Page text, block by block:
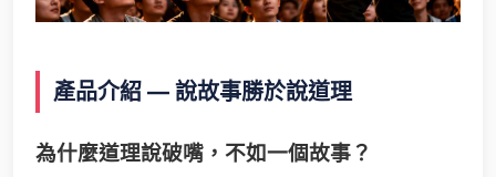
產品介紹 — 說故事勝於說道理
為什麼道理說破嘴，不如一個故事？